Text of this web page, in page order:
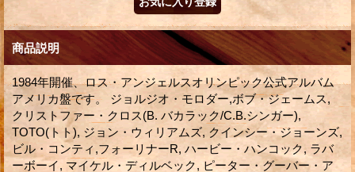
商品説明
1984年開催、ロス・アンジェルスオリンピック公式アルバム
アメリカ盤です。 ジョルジオ・モロダー,ボブ・ジェームス,
クリストファー・クロス(B. バカラック/C.B.シンガー),
TOTO(トト), ジョン・ウィリアムズ, クインシー・ジョーンズ,
ビル・コンティ,フォーリナーR, ハービー・ハンコック, ラバ
ーボーイ, マイケル・ディルベック, ピーター・グーバー・ア